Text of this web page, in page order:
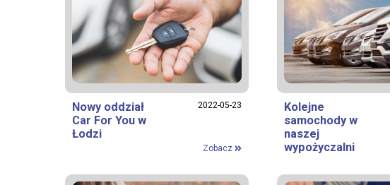
Nowy oddział
Car For You w
Łodzi
2022-05-23
Zobacz
Kolejne
samochody w
naszej
wypożyczalni